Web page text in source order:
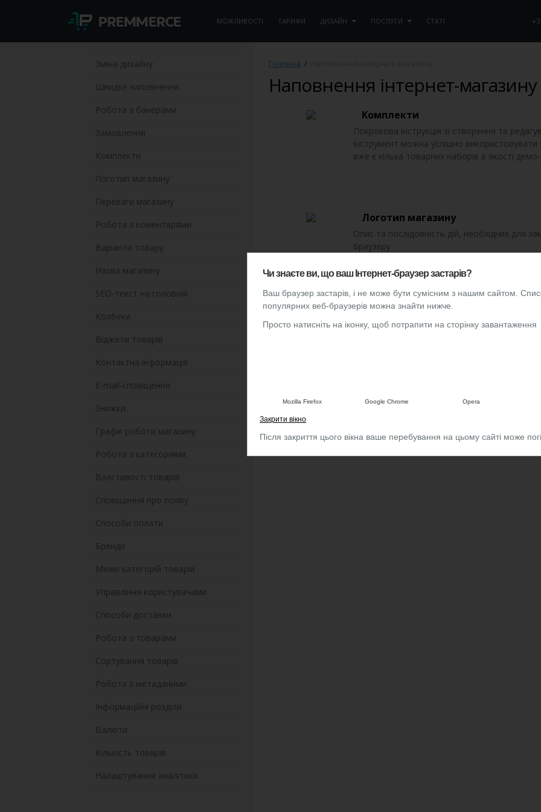
Чи знаєте ви, що ваш Інтернет-браузер застарів?
Ваш браузер застарів, і не може бути сумісним з нашим сайтом.
популярних веб-браузерів можна знайти нижче.
Просто натисніть на іконку, щоб потрапити на сторінку завантаження
Mozilla Firefox Google Chrome Opera
Закрити вікно
Після закриття цього вікна ваше перебування на цьому сайті може
МОЖЛИВОСТІ ТАРИФИ ДИЗАЙН ПОСЛУГИ СТАТІ
Зміна дизайну
Швидке наповнення
Робота з банерами
Замовлення
Комплекти
Логотип магазину
Переваги магазину
Робота з коментарями
Варіанти товару
Назва магазину
SEO-текст на головній
Колбеки
Віджети товарів
Контактна інформація
E-mail-сповіщення
Знижки
Графік роботи магазину
Робота з категоріями
Властивості товарів
Сповіщення про появу
Способи оплати
Бренди
Меню категорій товарів
Управління користувачами
Способи доставки
Робота з товарами
Сортування товарів
Робота з метаданими
Інформаційні розділи
Валюти
Кількість товарів
Налаштування аналітики
Головна /
Наповнення інтернет-магазину
Комплекти
Покрокова інструкція зі створення та
інструмент можна успішно
вже є кілька товарних наборів в якості
Логотип магазину
Опис та послідовність дій, необхідних для
браузеру
← 1 2